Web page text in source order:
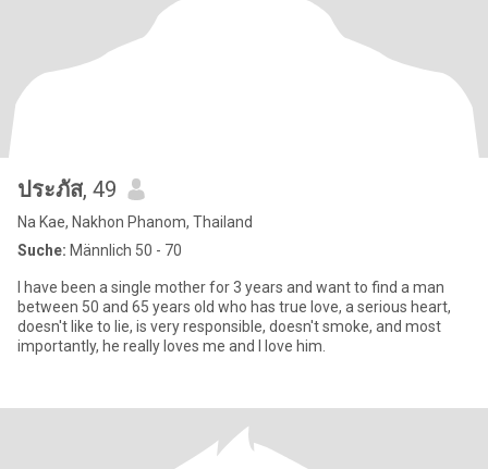
ประภัส, 49
Na Kae, Nakhon Phanom, Thailand
Suche: Männlich 50 - 70
I have been a single mother for 3 years and want to find a man
between 50 and 65 years old who has true love, a serious heart,
doesn't like to lie, is very responsible, doesn't smoke, and most
importantly, he really loves me and I love him.